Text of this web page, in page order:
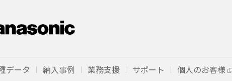
データ 納入事例 業務支援 サポート 個人のお客様